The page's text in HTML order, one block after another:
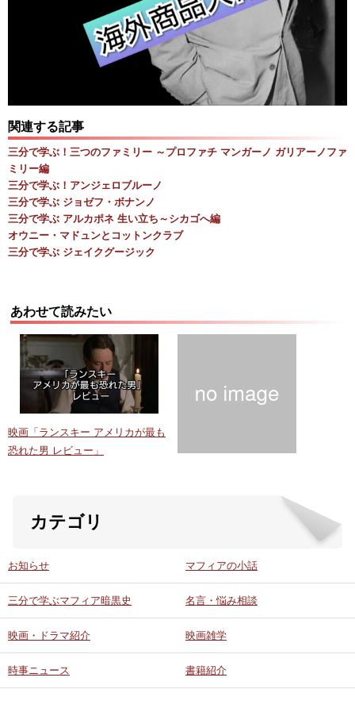
関連する記事
三分で学ぶ！三つのファミリー ～プロファチ マンガーノ ガリアーノファ
ミリー編
三分で学ぶ！アンジェロブルーノ
三分で学ぶ ジョゼフ・ボナンノ
三分で学ぶ アルカポネ 生い立ち～シカゴへ編
オウニー・マドュンとコットンクラブ
三分で学ぶ ジェイクグージック
あわせて読みたい
映画「ランスキー アメリカが最も
恐れた男 レビュー」
カテゴリ
お知らせ マフィアの小話
三分で学ぶマフィア暗黒史 名言・悩み相談
映画・ドラマ紹介 映画雑学
時事ニュース 書籍紹介